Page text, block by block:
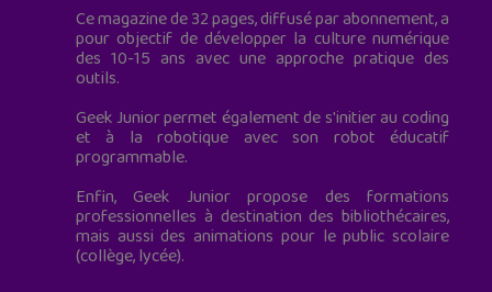
Ce magazine de 32 pages, diffusé par abonnement, a
pour objectif de développer la culture numérique
des 10-15 ans avec une approche pratique des
outils.
Geek Junior permet également de s'initier au coding
et à la robotique avec son robot éducatif
programmable.
Enfin, Geek Junior propose des formations
professionnelles à destination des bibliothécaires,
mais aussi des animations pour le public scolaire
(collège, lycée).